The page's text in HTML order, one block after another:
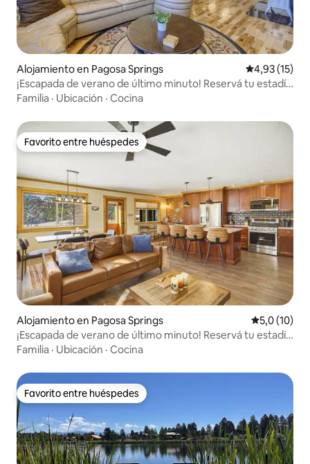
Alojamiento en Pagosa Springs Calificación
4,93 (15)
¡Escapada de verano de último minuto! Reservá tu estadía
de julio/agosto antes del 31/7,
Familia · Ubicación · Cocina
Favorito entre huéspedes
Favorito entre huéspedes
Alojamiento en Pagosa Springs Calificación
5,0 (10)
¡Escapada de verano de último minuto! Reservá tu estadía
de julio/agosto antes del 31/7,
Familia · Ubicación · Cocina
Favorito entre huéspedes
Favorito entre huéspedes